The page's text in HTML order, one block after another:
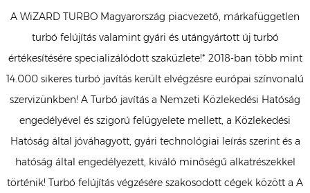
A WiZARD TURBO Magyarország piacvezető, márkafüggetlen
turbó felújítás valamint gyári és utángyártott új turbó
értékesítésére specializálódott szaküzlete!* 2018-ban több mint
14.000 sikeres turbó javítás került elvégzésre európai színvonalú
szervizünkben! A Turbó javítás a Nemzeti Közlekedési Hatóság
engedélyével és szigorú felügyelete mellett, a Közlekedési
Hatóság által jóváhagyott, gyári technológiai leírás szerint és a
hatóság által engedélyezett, kiváló minőségű alkatrészekkel
történik! Turbó felújítás végzésére szakosodott cégek között a A